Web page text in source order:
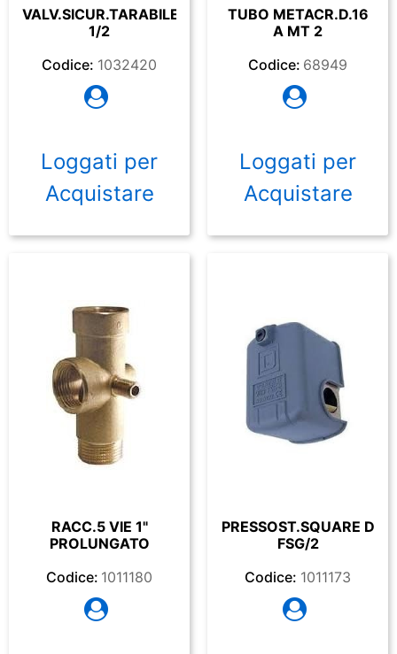
VALV.SICUR.TARABILE
1/2
Codice: 1032420
Loggati per
Acquistare
TUBO METACR.D.16
A MT 2
Codice: 68949
Loggati per
Acquistare
RACC.5 VIE 1"
PROLUNGATO
Codice: 1011180
PRESSOST.SQUARE D
FSG/2
Codice: 1011173